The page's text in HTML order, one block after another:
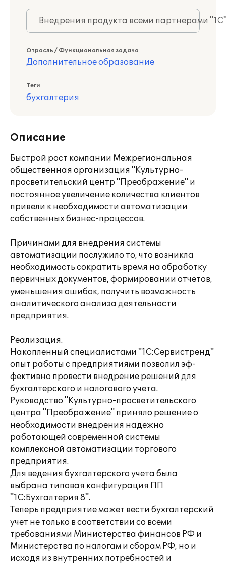
Внедрения продукта всеми партнерами
Отрасль / Функциональная задача
Дополнительное образование
Теги
бухгалтерия
Описание
Быстрой рост компании Межрегиональная
общественная организация "Культурно-
просветительский центр "Преображение" и
постоянное увеличение количества клиентов
привели к необходимости автоматизации
собственных бизнес-процессов.
Причинами для внедрения системы
автоматизации послужило то, что возникла
необходимость сократить время на обработку
первичных документов, формировании отчетов,
уменьшения ошибок, получить возможность
аналитического анализа деятельности
предприятия.
Реализация.
Накопленный специалистами "1С:Сервистренд"
опыт работы с предприятиями позволил эф-
фективно провести внедрение решений для
бухгалтерского и налогового учета.
Руководство "Культурно-просветительского
центра "Преображение" приняло решение о
необходимости внедрения надежно
работающей современной системы
комплексной автоматизации торгового
предприятия.
Для ведения бухгалтерского учета была
выбрана типовая конфигурация ПП
"1С:Бухгалтерия 8".
Теперь предприятие может вести бухгалтерский
учет не только в соответствии со всеми
требованиями Министерства финансов РФ и
Министерства по налогам и сборам РФ, но и
исходя из внутренних потребностей и